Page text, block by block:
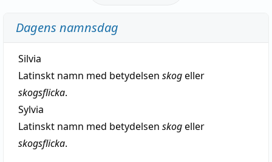
Dagens namnsdag
Silvia
Latinskt namn med betydelsen skogeller
skogsflicka.
Sylvia
Latinskt namn med betydelsen skogeller
skogsflicka.